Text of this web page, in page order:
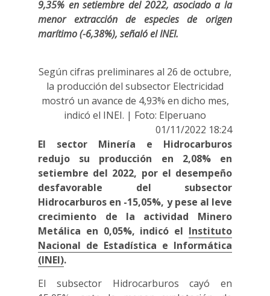
9,35% en setiembre del 2022, asociado a la
menor extracción de especies de origen
marítimo (-6,38%), señaló el INEI.
Según cifras preliminares al 26 de octubre,
la producción del subsector Electricidad
mostró un avance de 4,93% en dicho mes,
indicó el INEI. | Foto: Elperuano
01/11/2022 18:24
El sector Minería e Hidrocarburos
redujo su producción en 2,08% en
setiembre del 2022, por el desempeño
desfavorable del subsector
Hidrocarburos en -15,05%, y pese al leve
crecimiento de la actividad Minero
Metálica en 0,05%, indicó el Instituto
Nacional de Estadística e Informática
(INEI).
El subsector Hidrocarburos cayó en